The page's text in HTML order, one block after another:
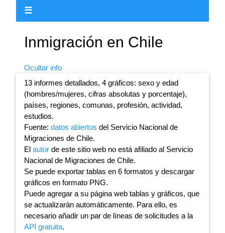
☰
Inmigración en Chile
Ocultar info
13 informes detallados, 4 gráficos: sexo y edad
(hombres/mujeres, cifras absolutas y porcentaje),
países, regiones, comunas, profesión, actividad,
estudios.
Fuente: datos abiertos del Servicio Nacional de
Migraciones de Chile.
El autor de este sitio web no está afiliado al Servicio
Nacional de Migraciones de Chile.
Se puede exportar tablas en 6 formatos y descargar
gráficos en formato PNG.
Puede agregar a su página web tablas y gráficos, que
se actualizarán automáticamente. Para ello, es
necesario añadir un par de líneas de solicitudes a la
API gratuita.